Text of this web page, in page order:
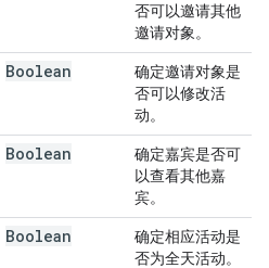
否可以邀请其他
邀请对象。
Boolean
确定邀请对象是
否可以修改活
动。
Boolean
确定嘉宾是否可
以查看其他嘉
宾。
Boolean
确定相应活动是
否为全天活动。